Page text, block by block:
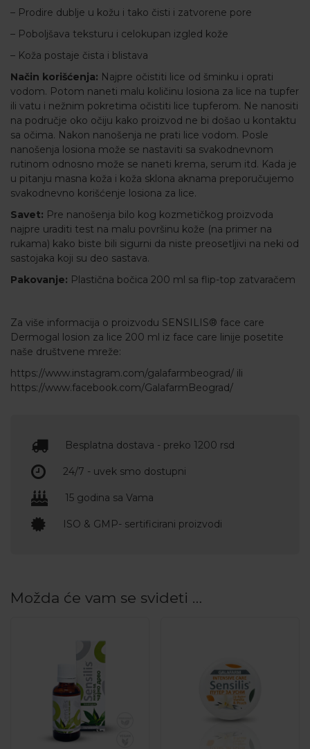
– Prodire dublje u kožu i tako čisti i zatvorene pore
– Poboljšava teksturu i celokupan izgled kože
– Koža postaje čista i blistava
Način korišćenja: Najpre očistiti lice od šminku i oprati
vodom. Potom naneti malu količinu losiona za lice na tupfer
ili vatu i nežnim pokretima očistiti lice tupferom. Ne nanositi
na područje oko očiju kako proizvod ne bi došao u kontaktu
sa očima. Nakon nanošenja ne prati lice vodom. Posle
nanošenja losiona može se nastaviti sa svakodnevnom
rutinom odnosno može se naneti krema, serum itd. Kada je
u pitanju masna koža i koža sklona aknama preporučujemo
svakodnevno korišćenje losiona za lice.
Savet: Pre nanošenja bilo kog kozmetičkog proizvoda
najpre uraditi test na malu površinu kože (na primer na
rukama) kako biste bili sigurni da niste preosetljivi na neki od
sastojaka koji su deo sastava.
Pakovanje: Plastična bočica 200 ml sa flip-top zatvaračem
Za više informacija o proizvodu SENSILIS® face care
Dermogal losion za lice 200 ml iz face care linije posetite
naše društvene mreže:
https://www.instagram.com/galafarmbeograd/ ili
https://www.facebook.com/GalafarmBeograd/
Besplatna dostava - preko 1200 rsd
24/7 - uvek smo dostupni
15 godina sa Vama
ISO & GMP- sertificirani proizvodi
Možda će vam se svideti …